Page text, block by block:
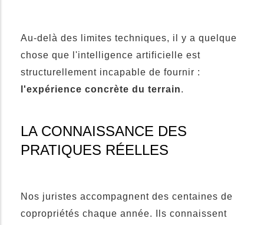
Au-delà des limites techniques, il y a quelque
chose que l'intelligence artificielle est
structurellement incapable de fournir :
l'expérience concrète du terrain.
LA CONNAISSANCE DES
PRATIQUES RÉELLES
Nos juristes accompagnent des centaines de
copropriétés chaque année. Ils connaissent